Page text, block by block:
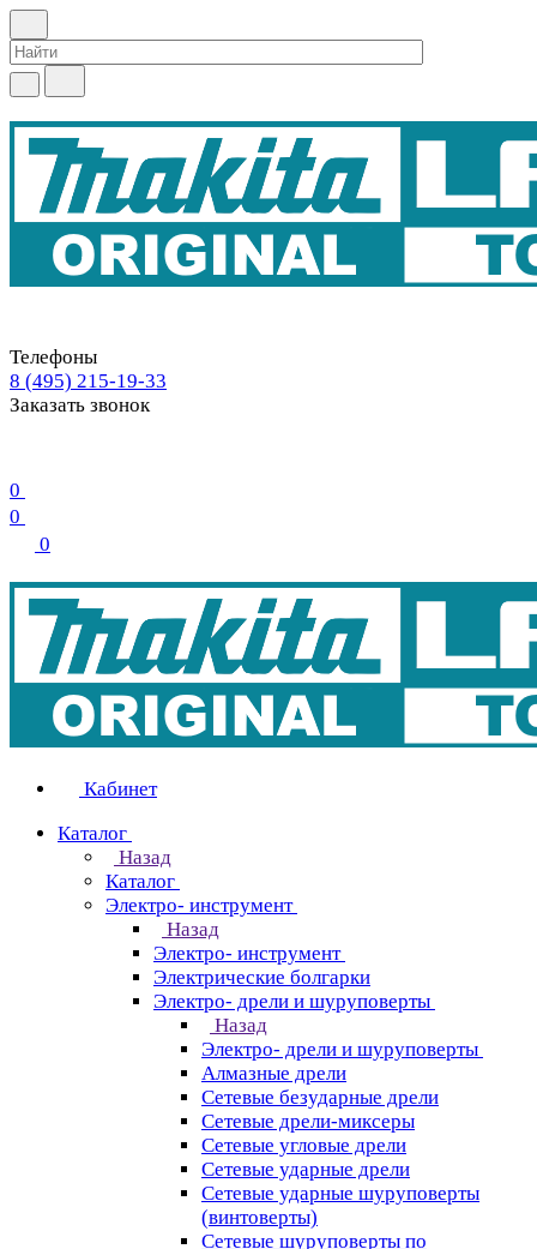
Телефоны
8 (495) 215-19-33
Заказать звонок
0
0
0
Кабинет
Каталог
Назад
Каталог
Электро- инструмент
Назад
Электро- инструмент
Электрические болгарки
Электро- дрели и шуруповерты
Назад
Электро- дрели и шуруповерты
Алмазные дрели
Сетевые безударные дрели
Сетевые дрели-миксеры
Сетевые угловые дрели
Сетевые ударные дрели
Сетевые ударные шуруповерты
(винтоверты)
Сетевые шуруповерты по